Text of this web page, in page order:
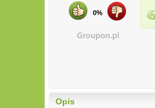
0%
Opis